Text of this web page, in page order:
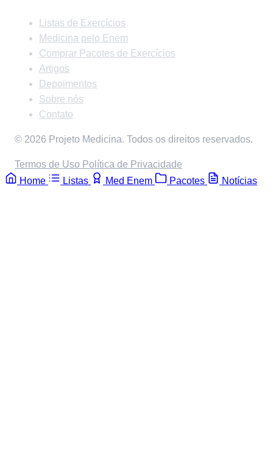
Listas de Exercícios
Medicina pelo Enem
Comprar Pacotes de Exercícios
Artigos
Depoimentos
Sobre nós
Contato
© 2026 Projeto Medicina. Todos os direitos reservados.
Termos de Uso Política de Privacidade
Home
Listas Med Enem Pacotes Notícias